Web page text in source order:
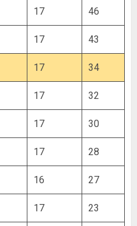
17 46
17 43
17 34
17 32
17 30
17 28
16 27
17 23